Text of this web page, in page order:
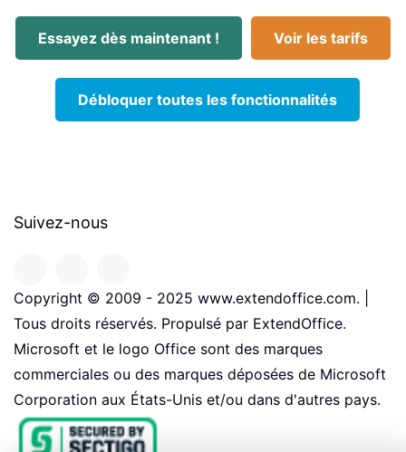
Essayez dès maintenant ! Voir les tarifs
Débloquer toutes les fonctionnalités
Suivez-nous
Copyright © 2009 - 2025 www.extendoffice.com. |
Tous droits réservés. Propulsé par ExtendOffice.
Microsoft et le logo Office sont des marques
commerciales ou des marques déposées de Microsoft
Corporation aux États-Unis et/ou dans d'autres pays.